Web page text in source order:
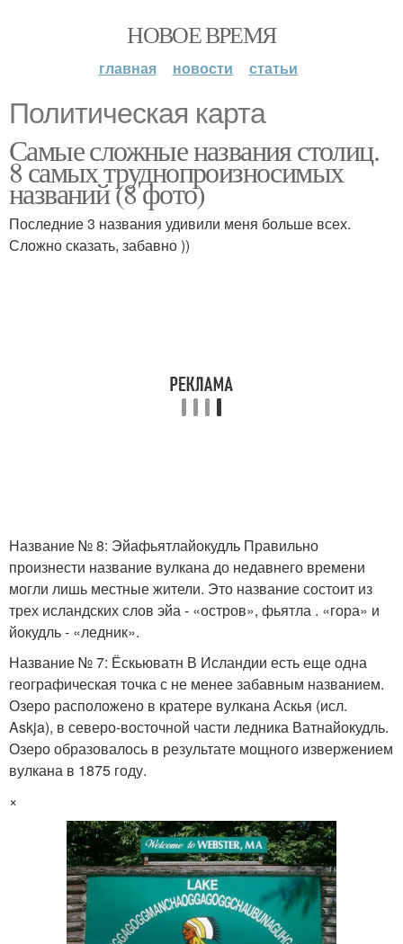
НОВОЕ ВРЕМЯ
главная новости статьи
Политическая карта
Самые сложные названия столиц.
8 самых труднопроизносимых
названий (8 фото)
Последние 3 названия удивили меня больше всех.
Сложно сказать, забавно ))
Название № 8: Эйафьятлайокудль Правильно
произнести название вулкана до недавнего времени
могли лишь местные жители. Это название состоит из
трех исландских слов эйа - «остров», фьятла . «гора» и
йокудль - «ледник».
Название № 7: Ёскьюватн В Исландии есть еще одна
географическая точка с не менее забавным названием.
Озеро расположено в кратере вулкана Аскья (исл.
Askja), в северо-восточной части ледника Ватнайокудль.
Озеро образовалось в результате мощного извержением
вулкана в 1875 году.
×